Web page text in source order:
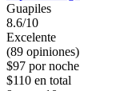
Guapiles
8.6/10
Excelente
(89 opiniones)
$97 por noche
$110 en total